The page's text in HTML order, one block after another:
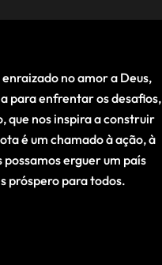
no amor a Deus,
para enfrentar os desafios,
que nos inspira a construir
é um chamado à ação, à
erguer um país
próspero para todos.